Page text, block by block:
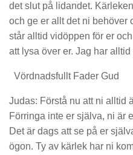
det slut på lidandet.
och ge er allt det ni behöver
står alltid vidöppen för er
att lysa över er. Jag har
Vördnadsfullt Fader Gud
Judas: Förstå nu att ni alltid
Förringa inte er själva, ni är
Det är dags att se på er
ögon. Ty av kärlek har ni